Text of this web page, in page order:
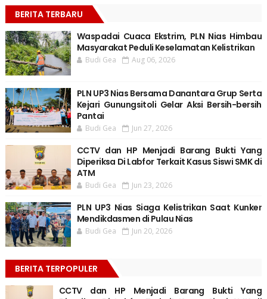
BERITA TERBARU
Waspadai Cuaca Ekstrim, PLN Nias Himbau
Masyarakat Peduli Keselamatan Kelistrikan
Budi Gea Aug 06, 2026
PLN UP3 Nias Bersama Danantara Grup Serta
Kejari Gunungsitoli Gelar Aksi Bersih-bersih
Pantai
Budi Gea Jun 27, 2026
CCTV dan HP Menjadi Barang Bukti Yang
Diperiksa Di Labfor Terkait Kasus Siswi SMK di
ATM
Budi Gea Jun 23, 2026
PLN UP3 Nias Siaga Kelistrikan Saat Kunker
Mendikdasmen di Pulau Nias
Budi Gea Jun 20, 2026
BERITA TERPOPULER
CCTV dan HP Menjadi Barang Bukti Yang